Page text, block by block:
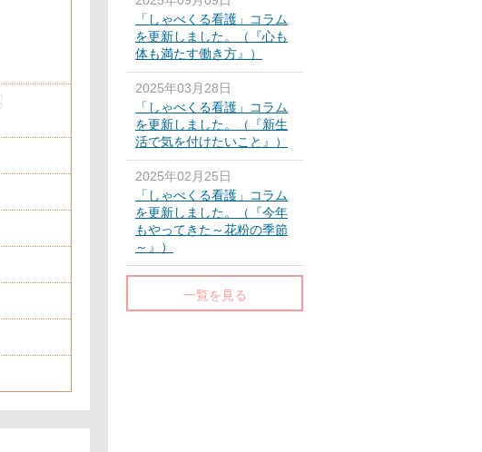
「しゃべくる看護」コラム
を更新しました。（『心も
体も満たす働き方』）
2025年03月28日
「しゃべくる看護」コラム
を更新しました。（『新生
活で気を付けたいこと』）
2025年02月25日
「しゃべくる看護」コラム
を更新しました。（『今年
もやってきた～花粉の季節
～』）
一覧を見る